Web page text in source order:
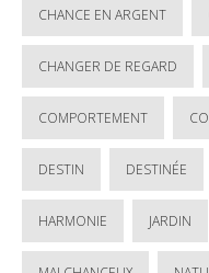
CHANCE EN ARGENT
CHANGER DE REGARD
COMPORTEMENT
DESTIN DESTINÉE
HARMONIE JARDIN